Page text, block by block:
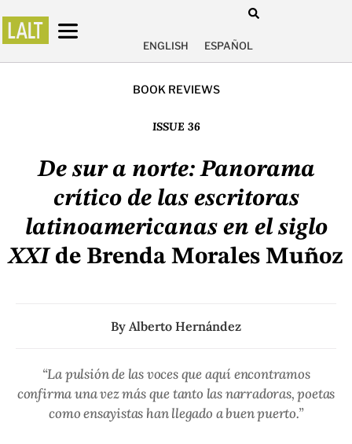
ENGLISH ESPAÑOL
BOOK REVIEWS
ISSUE 36
De sur a norte: Panorama
crítico de las escritoras
latinoamericanas en el siglo
XXIde Brenda Morales Muñoz
By Alberto Hernández
“La pulsión de las voces que aquí encontramos
confirma una vez más que tanto las narradoras, poetas
como ensayistas han llegado a buen puerto.”